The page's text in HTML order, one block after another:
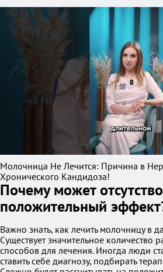
Молочница Не Лечится: Причина в
Хронического Кандидоза!
Почему может
положительный
Важно знать, как лечить молочницу в
Существует значительное количество
способов для лечения. Иногда люди
ставить себе диагнозу, подбирать